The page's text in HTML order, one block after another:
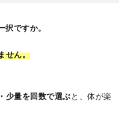
ですか。
せん。
少量を回数で選ぶ と、体が楽